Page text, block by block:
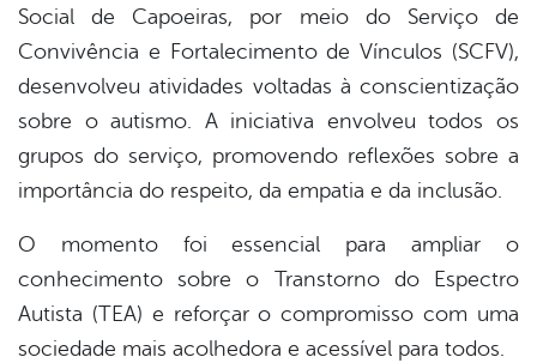
Social de Capoeiras, por meio do Serviço de
Convivência e Fortalecimento de Vínculos (SCFV),
desenvolveu atividades voltadas à conscientização
sobre o autismo. A iniciativa envolveu todos os
grupos do serviço, promovendo reflexões sobre a
importância do respeito, da empatia e da inclusão.
O momento foi essencial para ampliar o
conhecimento sobre o Transtorno do Espectro
Autista (TEA) e reforçar o compromisso com uma
sociedade mais acolhedora e acessível para todos.